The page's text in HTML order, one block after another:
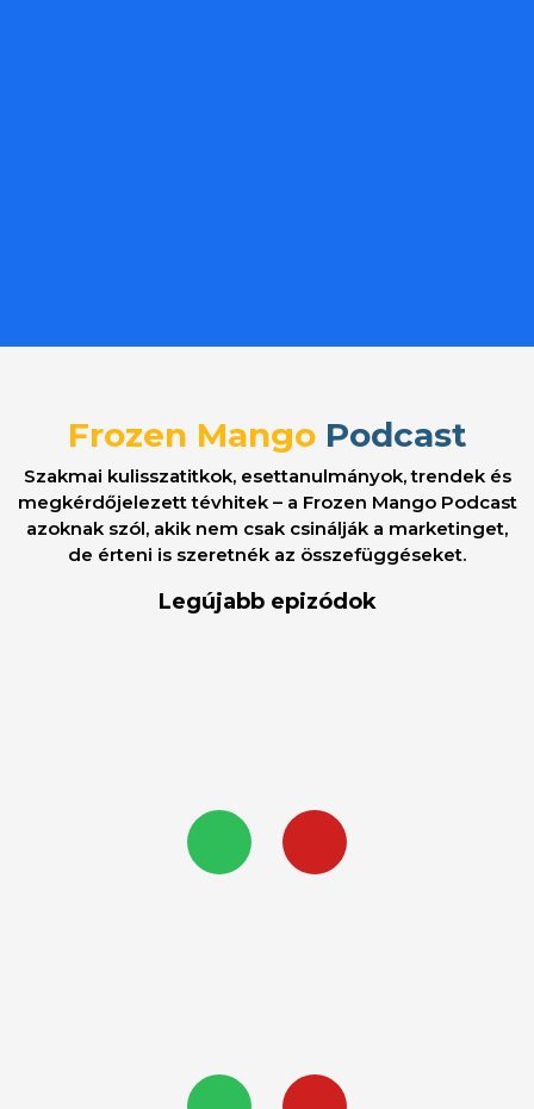
Frozen MangoPodcast
Szakmai kulisszatitkok, esettanulmányok, trendek és
megkérdőjelezett tévhitek – a Frozen Mango Podcast
azoknak szól, akik nem csak csinálják a marketinget,
de érteni is szeretnék az összefüggéseket.
Legújabb epizódok